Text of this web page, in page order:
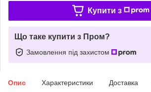
Купити з
Що таке купити з Пром?
Замовлення під захистом
Опис Характеристики Доставка